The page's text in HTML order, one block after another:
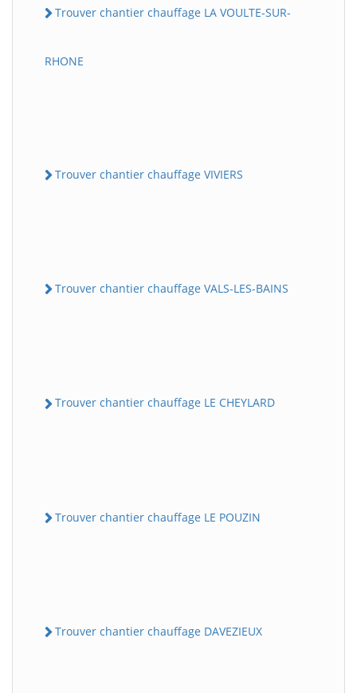
Trouver chantier chauffage LA VOULTE-SUR-
RHONE
Trouver chantier chauffage VIVIERS
Trouver chantier chauffage VALS-LES-BAINS
Trouver chantier chauffage LE CHEYLARD
Trouver chantier chauffage LE POUZIN
Trouver chantier chauffage DAVEZIEUX